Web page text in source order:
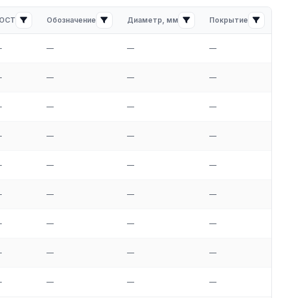
Обозначение Диаметр, мм Покрытие
— — —
— — —
— — —
— — —
— — —
— — —
— — —
— — —
— — —